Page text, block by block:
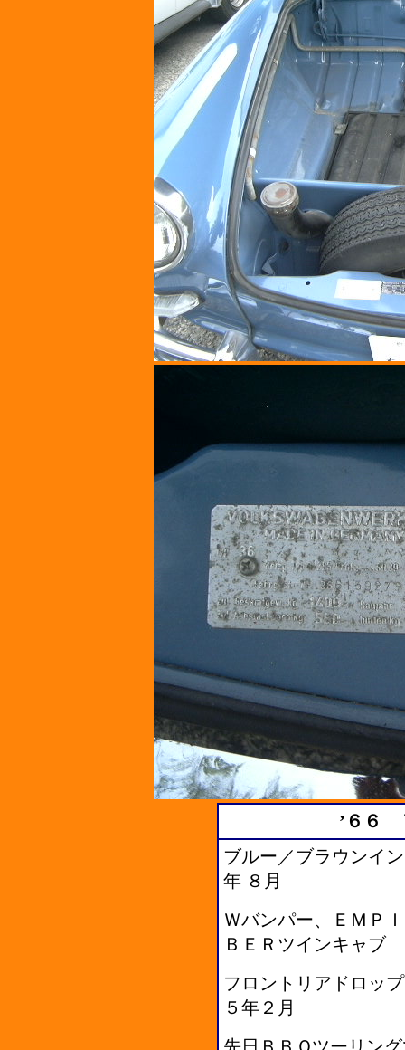
’６６
ブルー／ブラウンイ
年 ８月
Ｗバンパー、ＥＭＰ
ＢＥＲツインキャブ
フロントリアドロッ
５年２月